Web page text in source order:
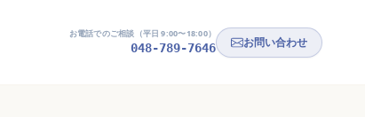
お電話でのご相談（平日 9:00〜18:00）
048-789-7646 お問い合わせ